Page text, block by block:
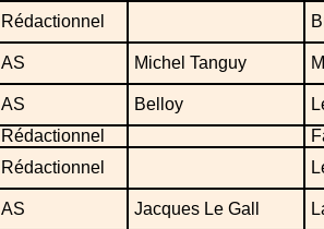
Rédactionnel
AS Michel Tanguy
AS Belloy
Rédactionnel
Rédactionnel
AS Jacques Le Gall